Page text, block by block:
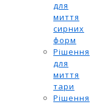
для
миття
сирних
форм
Рішення
для
миття
тари
Рішення